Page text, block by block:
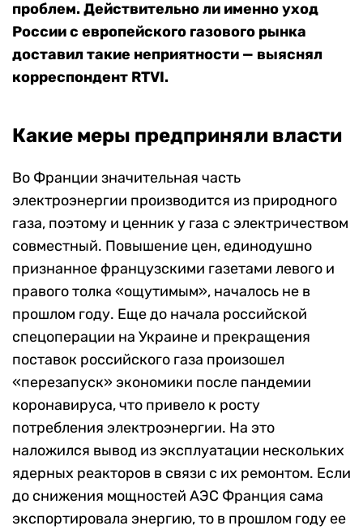
проблем. Действительно ли именно уход
России с европейского газового рынка
доставил такие неприятности — выяснял
корреспондент RTVI.
Какие меры предприняли власти
Во Франции значительная часть
электроэнергии производится из природного
газа, поэтому и ценник у газа с электричеством
совместный. Повышение цен, единодушно
признанное французскими газетами левого и
правого толка «ощутимым», началось не в
прошлом году. Еще до начала российской
спецоперации на Украине и прекращения
поставок российского газа произошел
«перезапуск» экономики после пандемии
коронавируса, что привело к росту
потребления электроэнергии. На это
наложился вывод из эксплуатации нескольких
ядерных реакторов в связи с их ремонтом. Если
до снижения мощностей АЭС Франция сама
экспортировала энергию, то в прошлом году ее